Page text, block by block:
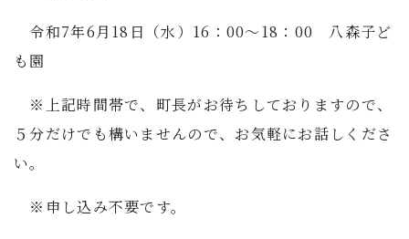
令和7年6月18日（水）16：00～18：00 八森子ど
も園
※上記時間帯で、町長がお待ちしておりますので、
５分だけでも構いませんので、お気軽にお話しくださ
い。
※申し込み不要です。